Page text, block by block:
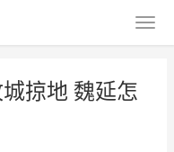
掠地 魏延怎